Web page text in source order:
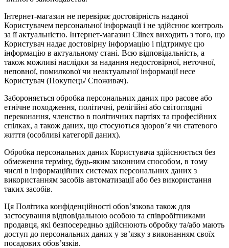
Інтернет-магазин не перевіряє достовірність наданої
Користувачем персональної інформації і не здійснює контроль
за її актуальністю. Інтернет-магазин Clinex виходить з того, що
Користувач надає достовірну інформацію і підтримує цю
інформацію в актуальному стані. Всю відповідальність, а
також можливі наслідки за надання недостовірної, неточної,
неповної, помилкової чи неактуальної інформації несе
Користувач (Покупець/ Споживач).
Забороняється обробка персональних даних про расове або
етнічне походження, політичні, релігійні або світоглядні
переконання, членство в політичних партіях та професійних
спілках, а також даних, що стосуються здоров’я чи статевого
життя (особливі категорії даних).
Обробка персональних даних Користувача здійснюється без
обмеження терміну, будь-яким законним способом, в тому
числі в інформаційних системах персональних даних з
використанням засобів автоматизації або без використання
таких засобів.
Ця Політика конфіденційності обов’язкова також для
застосування відповідальною особою та співробітниками
продавця, які безпосередньо здійснюють обробку та/або мають
доступ до персональних даних у зв’язку з виконанням своїх
посадових обов’язків.